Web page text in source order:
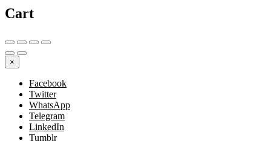
Cart
×
Facebook
Twitter
WhatsApp
Telegram
LinkedIn
Tumblr